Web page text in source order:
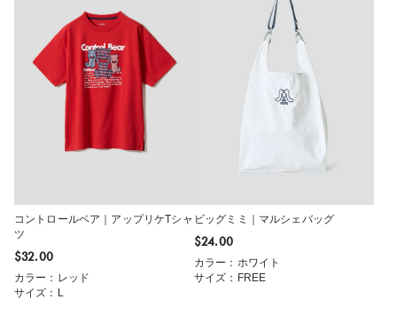
コントロールベア｜アップリケTシャ
ツ
$‌32.00
カラー：レッド
サイズ：L
ビッグミミ｜マルシェバッグ
$‌24.00
カラー：ホワイト
サイズ：FREE